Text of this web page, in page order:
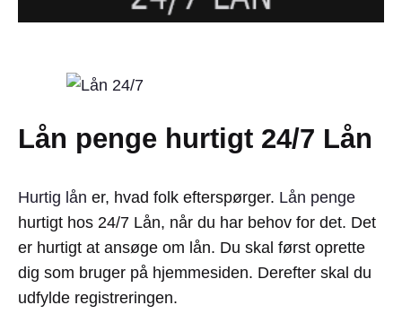
Lån penge hurtigt 24/7 Lån
Hurtig lån er, hvad folk efterspørger. Lån penge
hurtigt hos 24/7 Lån, når du har behov for det. Det
er hurtigt at ansøge om lån. Du skal først oprette
dig som bruger på hjemmesiden. Derefter skal du
udfylde registreringen.